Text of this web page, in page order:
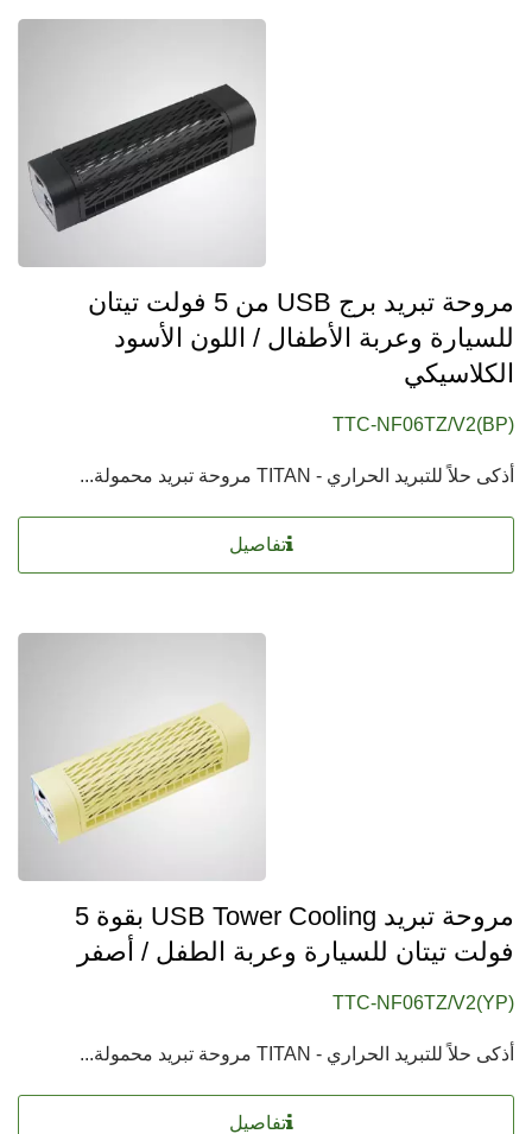
مروحة تبريد برج USB من 5 فولت تيتان
للسيارة وعربة الأطفال / اللون الأسود
الكلاسيكي
TTC-NF06TZ/V2(BP)
أذكى حلاً للتبريد الحراري - TITAN مروحة تبريد محمولة...
تفاصيل
مروحة تبريد USB Tower Cooling بقوة 5
فولت تيتان للسيارة وعربة الطفل / أصفر
TTC-NF06TZ/V2(YP)
أذكى حلاً للتبريد الحراري - TITAN مروحة تبريد محمولة...
تفاصيل